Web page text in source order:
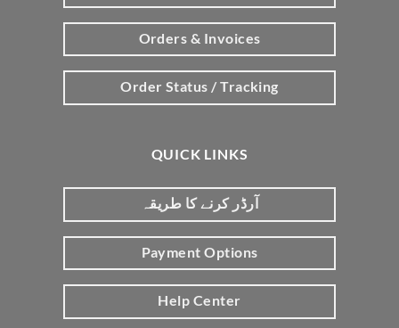
Orders & Invoices
Order Status / Tracking
QUICK LINKS
آرڈر کرنے کا طریقہ
Payment Options
Help Center